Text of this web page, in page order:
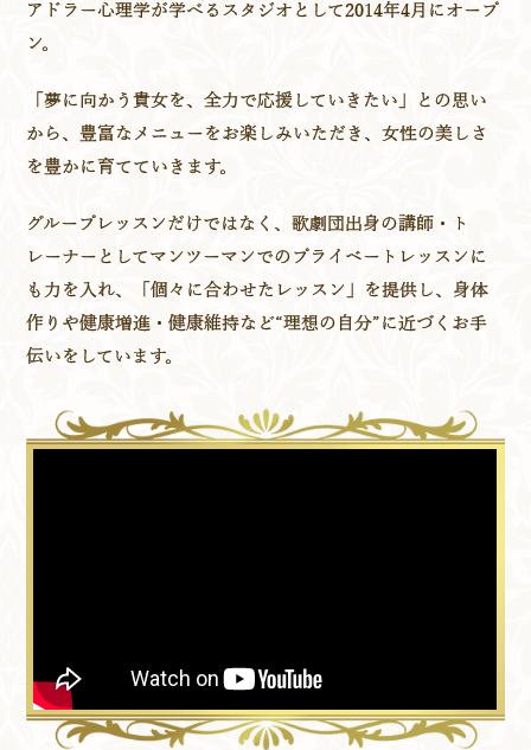
アドラー心理学が学べる スタジオとして2014年4月にオープ
ン。
「夢に向かう貴女を、全力で応援していきたい」との思い
から、豊富なメニューをお楽しみいただき、女性の美しさ
を豊かに育てていきます。
グループレッスンだけではなく、歌劇団出身の講師・ト
レーナーとしてマンツーマンでのプライベートレッスンに
も力を入れ、
「個々に合わせたレッスン」を提供し、身体
作りや健康増進・健康維持など“理想の自分”に近づくお手
伝いをしています。